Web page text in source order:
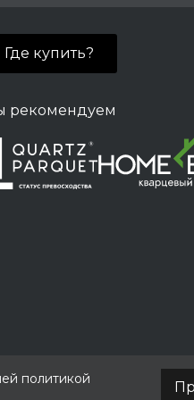
Где купить?
рекомендуем
политикой